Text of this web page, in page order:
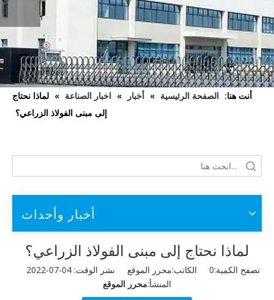
أنت هنا: الصفحة الرئيسية » أخبار » اخبار الصناعة » لماذا نحتاج
إلى مبنى الفولاذ الزراعي؟
أخبار وأحداث
لماذا نحتاج إلى مبنى الفولاذ الزراعي؟
تصفح الكمية:0
المنشأ:محرر الموقع